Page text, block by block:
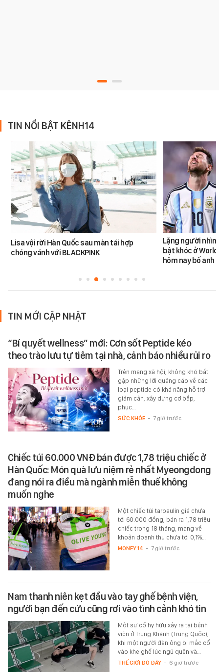
TIN NỔI BẬT KÊNH14
Lisa vội rời Hàn Quốc sau màn tái hợp
chóng vánh với BLACKPINK
Lặng người nhìn
bật khóc ở
hôm nay bố anh
TIN MỚI CẬP NHẬT
“Bí quyết wellness” mới: Cơn sốt Peptide kéo
theo trào lưu tự tiêm tại nhà, cảnh báo nhiều rủi ro
Trên mạng xã hội, không khó bắt
gặp những lời quảng cáo về các
loại peptide có khả năng hỗ trợ
giảm cân, xây dựng cơ bắp,
phục…
SỨC KHỎE - 7 giờ trước
Chiếc túi 60.000 VNĐ bán được 1,78 triệu chiếc ở
Hàn Quốc: Món quà lưu niệm rẻ nhất Myeongdong
đang nói ra điều mà ngành miễn thuế không
muốn nghe
Một chiếc túi tarpaulin giá chưa
tới 60.000 đồng, bán ra 1,78 triệu
chiếc trong 18 tháng, mang về
khoản doanh thu chưa tới 0,1%…
MONEY.14 - 7 giờ trước
Nam thanh niên kẹt đầu vào tay ghế bệnh viện,
người bạn đến cứu cũng rơi vào tình cảnh khó tin
Một sự cố hy hữu xảy ra tại bệnh
viện ở Trùng Khánh (Trung Quốc),
khi một người đàn ông bị mắc cổ
vào khe ghế lúc ngủ quên và…
THẾ GIỚI ĐÓ ĐÂY - 6 giờ trước